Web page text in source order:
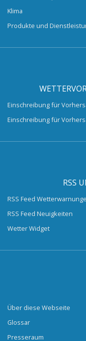
Klima
Produkte und
Einschreibung für
Einschreibung für
RSS
RSS Feed
RSS Feed Neuigkeiten
Wetter Widget
Über diese Webseite
Glossar
Presseraum